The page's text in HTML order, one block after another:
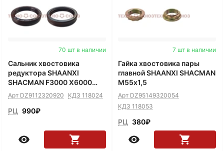
70 шт в наличии
Сальник хвостовика
редуктора SHAANXI
SHACMAN F3000 X6000
85х105х18мм
Арт DZ9112320920 КДЗ 118024
РЦ 990₽
7 шт в наличии
Гайка хвостовика пары
главной SHAANXI SHACMAN
М55х1,5
Арт DZ95149320054
КДЗ 118053
РЦ 380₽